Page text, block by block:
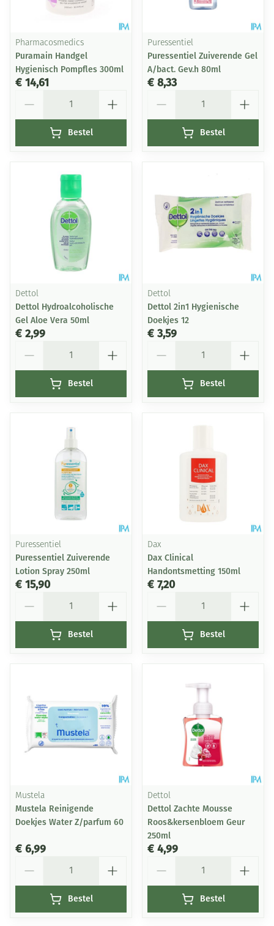
Pharmacosmedics
Puramain Handgel
Hygienisch Pompfles 300ml
€ 14,61
Bestel
Puressentiel
Puressentiel Zuiverende Gel
A/bact. Gev.h 80ml
€ 8,33
Bestel
Dettol
Dettol Hydroalcoholische
Gel Aloe Vera 50ml
€ 2,99
Bestel
Dettol
Dettol 2in1 Hygienische
Doekjes 12
€ 3,59
Bestel
Puressentiel
Puressentiel Zuiverende
Lotion Spray 250ml
€ 15,90
Bestel
Dax
Dax Clinical
Handontsmetting 150ml
€ 7,20
Bestel
Mustela
Mustela Reinigende
Doekjes Water Z/parfum 60
€ 6,99
Bestel
Dettol
Dettol Zachte Mousse
Roos&kersenbloem Geur
250ml
€ 4,99
Bestel